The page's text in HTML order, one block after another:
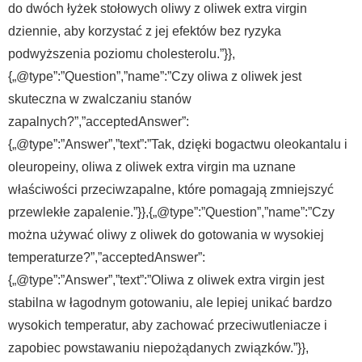
do dwóch łyżek stołowych oliwy z oliwek extra virgin
dziennie, aby korzystać z jej efektów bez ryzyka
podwyższenia poziomu cholesterolu.”}},
{„@type”:”Question”,”name”:”Czy oliwa z oliwek jest
skuteczna w zwalczaniu stanów
zapalnych?”,”acceptedAnswer”:
{„@type”:”Answer”,”text”:”Tak, dzięki bogactwu oleokantalu i
oleuropeiny, oliwa z oliwek extra virgin ma uznane
właściwości przeciwzapalne, które pomagają zmniejszyć
przewlekłe zapalenie.”}},{„@type”:”Question”,”name”:”Czy
można używać oliwy z oliwek do gotowania w wysokiej
temperaturze?”,”acceptedAnswer”:
{„@type”:”Answer”,”text”:”Oliwa z oliwek extra virgin jest
stabilna w łagodnym gotowaniu, ale lepiej unikać bardzo
wysokich temperatur, aby zachować przeciwutleniacze i
zapobiec powstawaniu niepożądanych związków.”}},